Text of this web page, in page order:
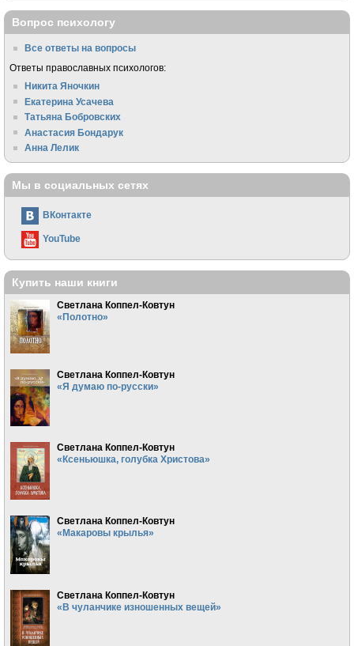
Вопрос психологу
Все ответы на вопросы
Ответы православных психологов:
Никита Яночкин
Екатерина Усачева
Татьяна Бобровских
Анастасия Бондарук
Анна Лелик
Мы в социальных сетях
ВКонтакте
YouTube
Купить наши книги
Светлана Коппел-Ковтун
«Полотно»
Светлана Коппел-Ковтун
«Я думаю по-русски»
Светлана Коппел-Ковтун
«Ксеньюшка, голубка Христова»
Светлана Коппел-Ковтун
«Макаровы крылья»
Светлана Коппел-Ковтун
«В чуланчике изношенных вещей»